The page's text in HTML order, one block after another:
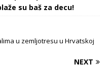
su baš za decu!
u zemljotresu u Hrvatskoj
NEXT